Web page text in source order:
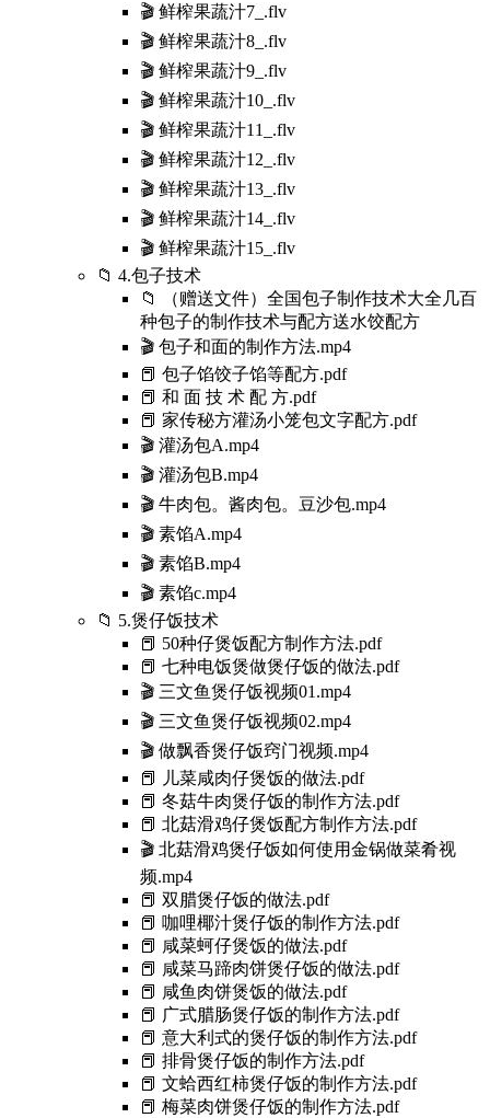
🎬 鲜榨果蔬汁7_.flv
🎬 鲜榨果蔬汁8_.flv
🎬 鲜榨果蔬汁9_.flv
🎬 鲜榨果蔬汁10_.flv
🎬 鲜榨果蔬汁11_.flv
🎬 鲜榨果蔬汁12_.flv
🎬 鲜榨果蔬汁13_.flv
🎬 鲜榨果蔬汁14_.flv
🎬 鲜榨果蔬汁15_.flv
📁 4.包子技术
📁 （赠送文件）全国包子制作技术大全几百
种包子的制作技术与配方送水饺配方
🎬 包子和面的制作方法.mp4
📕 包子馅饺子馅等配方.pdf
📕 和 面 技 术 配 方.pdf
📕 家传秘方灌汤小笼包文字配方.pdf
🎬 灌汤包A.mp4
🎬 灌汤包B.mp4
🎬 牛肉包。酱肉包。豆沙包.mp4
🎬 素馅A.mp4
🎬 素馅B.mp4
🎬 素馅c.mp4
📁 5.煲仔饭技术
📕 50种仔煲饭配方制作方法.pdf
📕 七种电饭煲做煲仔饭的做法.pdf
🎬 三文鱼煲仔饭视频01.mp4
🎬 三文鱼煲仔饭视频02.mp4
🎬 做飘香煲仔饭窍门视频.mp4
📕 儿菜咸肉仔煲饭的做法.pdf
📕 冬菇牛肉煲仔饭的制作方法.pdf
📕 北菇滑鸡仔煲饭配方制作方法.pdf
🎬 北菇滑鸡煲仔饭如何使用金锅做菜肴视
频.mp4
📕 双腊煲仔饭的做法.pdf
📕 咖哩椰汁煲仔饭的制作方法.pdf
📕 咸菜蚵仔煲饭的做法.pdf
📕 咸菜马蹄肉饼煲仔饭的做法.pdf
📕 咸鱼肉饼煲饭的做法.pdf
📕 广式腊肠煲仔饭的制作方法.pdf
📕 意大利式的煲仔饭的制作方法.pdf
📕 排骨煲仔饭的制作方法.pdf
📕 文蛤西红柿煲仔饭的制作方法.pdf
📕 梅菜肉饼煲仔饭的制作方法.pdf